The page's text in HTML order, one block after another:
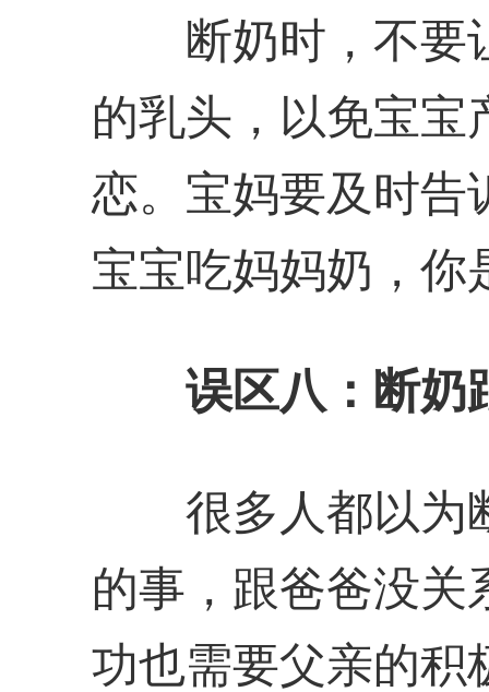
断奶时，不要
的乳头，以免宝宝
恋。宝妈要及时告
宝宝吃妈妈奶，你
误区八：断奶
很多人都以为
的事，跟爸爸没关
功也需要父亲的积